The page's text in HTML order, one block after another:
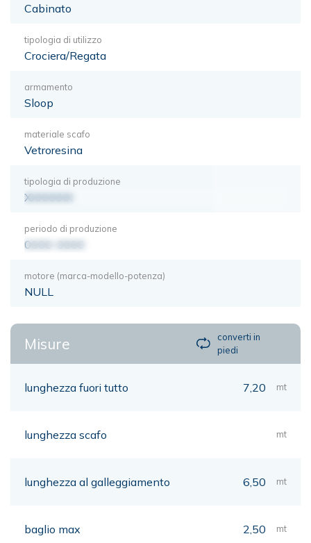
Cabinato
tipologia di utilizzo
Crociera/Regata
armamento
Sloop
materiale scafo
Vetroresina
tipologia di produzione
XXXXXXX
periodo di produzione
0000-0000
motore (marca-modello-potenza)
NULL
Misure
converti in
piedi
lunghezza fuori tutto 7,20 mt
lunghezza scafo mt
lunghezza al galleggiamento 6,50 mt
baglio max 2,50 mt